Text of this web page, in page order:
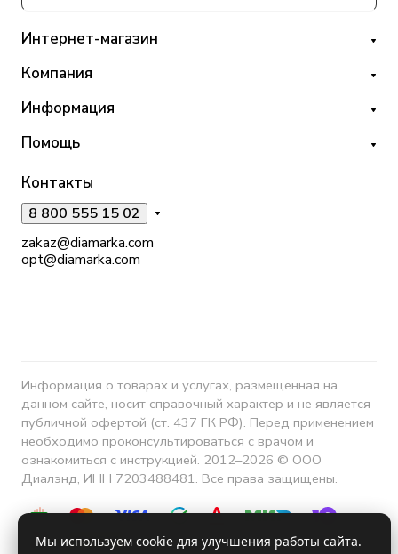
Интернет-магазин
Компания
Информация
Помощь
Контакты
8 800 555 15 02
zakaz@diamarka.com
opt@diamarka.com
Информация о товарах и услугах, размещенная на
данном сайте, носит справочный характер и не является
публичной офертой (ст. 437 ГК РФ). Перед применением
необходимо проконсультироваться с врачом и
ознакомиться с инструкцией. 2012–2026 © ООО
Диалэнд, ИНН 7203488481. Все права защищены.
Мы используем cookie для улучшения работы сайта.